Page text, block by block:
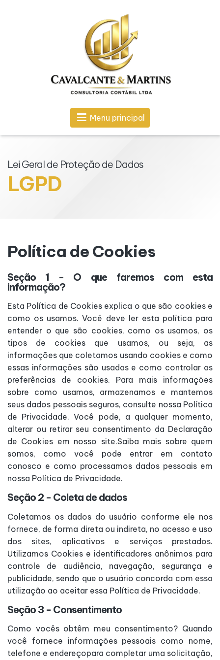
Menu principal
Lei Geral de Proteção de Dados
LGPD
Política de Cookies
Seção 1 - O que faremos com esta
informação?
Esta Política de Cookies explica o que são cookies e
como os usamos. Você deve ler esta política para
entender o que são cookies, como os usamos, os
tipos de cookies que usamos, ou seja, as
informações que coletamos usando cookies e como
essas informações são usadas e como controlar as
preferências de cookies. Para mais informações
sobre como usamos, armazenamos e mantemos
seus dados pessoais seguros, consulte nossa Política
de Privacidade. Você pode, a qualquer momento,
alterar ou retirar seu consentimento da Declaração
de Cookies em nosso site.Saiba mais sobre quem
somos, como você pode entrar em contato
conosco e como processamos dados pessoais em
nossa Política de Privacidade.
Seção 2 - Coleta de dados
Coletamos os dados do usuário conforme ele nos
fornece, de forma direta ou indireta, no acesso e uso
dos sites, aplicativos e serviços prestados.
Utilizamos Cookies e identificadores anônimos para
controle de audiência, navegação, segurança e
publicidade, sendo que o usuário concorda com essa
utilização ao aceitar essa Política de Privacidade.
Seção 3 - Consentimento
Como vocês obtêm meu consentimento? Quando
você fornece informações pessoais como nome,
telefone e endereçopara completar uma solicitação,